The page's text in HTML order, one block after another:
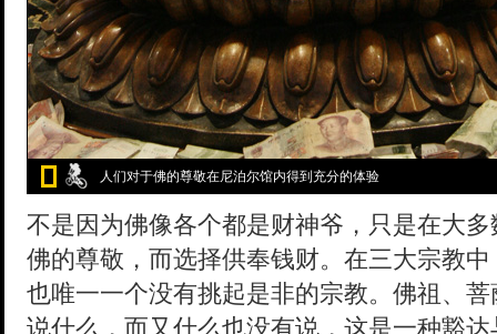
人们对于佛的尊敬在尼泊尔馆内得到充分的体验
不是因为佛像各个都是财神爷，只是在大
佛的尊敬，而选择供奉钱财。在三大宗教
也唯一一个没有挑起是非的宗教。佛祖、
说什么，而又什么也没有说，这是一种豁达